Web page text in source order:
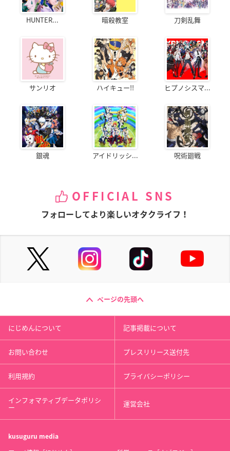
HUNTER... 暗殺教室 刀剣乱舞
サンリオ ハイキュー!! ヒプノシスマ...
銀魂 アイドリッシ... 呪術廻戦
OFFICIAL SNS
フォローしてより楽しいオタクライフ！
ページの先頭へ
にじめんについて 記事掲載について
お問い合わせ プレスリリース送付先
利用規約 プライバシーポリシー
インフォマティブデータポリシ
ー 運営会社
kusuguru media